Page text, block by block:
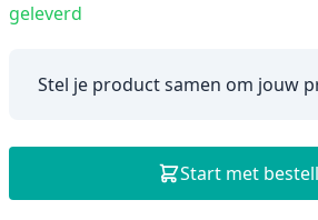
geleverd
Stel je product samen om jouw
Start met